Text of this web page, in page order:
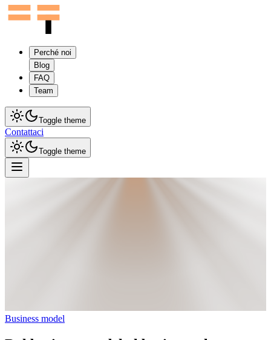
Perché noi
Blog
FAQ
Team
Toggle theme
Contattaci
Toggle theme
Business model